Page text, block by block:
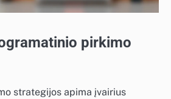
pirkimo
strategijos apima įvairius